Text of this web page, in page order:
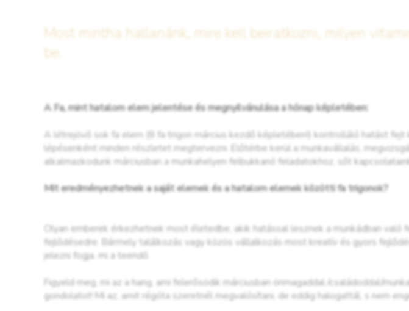
Most mintha hallanánk, mire kell beiratkozni, milyen
be.
A Fa, mint hatalom elem jelentése és megnyilvánulása a hónap képletében:
A létrejövő sok fa elem (8 fa trigon március kezdő képletében!) kontrolláló hatást
lépésenként minden részletet megtervezni. Előtérbe kerül a munkavállalás,
alkalmazkodunk márciusban a munkahelyen felbukkanó feladatokhoz, sőt
Mit eredményezhetnek a saját elemek és a hatalom elemek közötti fa trigonok?
Olyan emberek érkezhetnek most életedbe, akik hatással lesznek a munkádban
fejlődésedre. Bármely találkozás vagy közös vállalkozás most kreatív és gyors
jelezni fogja, mi a teendő.
Figyeld meg, mi az a hang, ami felerősödik márciusban önmagaddal /családoddal/
gondolatot! Mi az, amit régóta szeretnél megvalósítani, de eddig halogattál, s nem